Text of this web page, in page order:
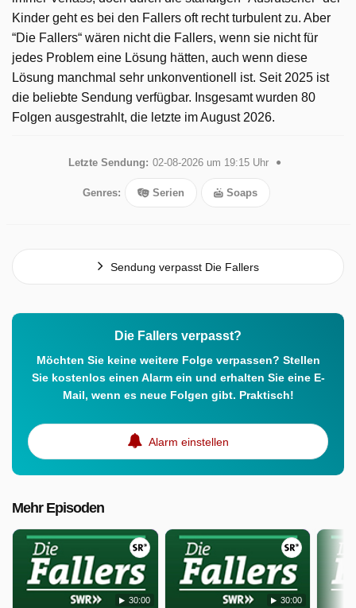
Kinder geht es bei den Fallers oft recht turbulent zu. Aber
“Die Fallers“ wären nicht die Fallers, wenn sie nicht für
jedes Problem eine Lösung hätten, auch wenn diese
Lösung manchmal sehr unkonventionell ist. Seit 2025 ist
die beliebte Sendung verfügbar. Insgesamt wurden 80
Folgen ausgestrahlt, die letzte im August 2026.
Letzte Sendung: 02-08-2026 um 19:15 Uhr
Genres: Serien Soaps
Sendung verpasst Die Fallers
Die Fallers verpasst?
Möchten Sie keine weitere Folge verpassen? Stellen
Sie kostenlos einen Alarm ein und erhalten Sie eine E-
Mail, wenn es neue Folgen gibt. Praktisch!
Alarm einstellen
Mehr Episoden
30:00 30:00